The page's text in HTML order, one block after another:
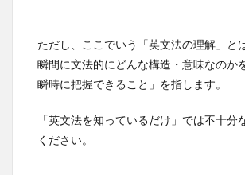
ただし、ここでいう「英文法の理解」と
瞬間に文法的にどんな構造・意味なのか
瞬時に把握できること」を指します。
「英文法を知っているだけ」では不十分
ください。